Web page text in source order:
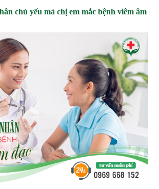
chủ yếu mà chị em mắc bệnh viêm âm